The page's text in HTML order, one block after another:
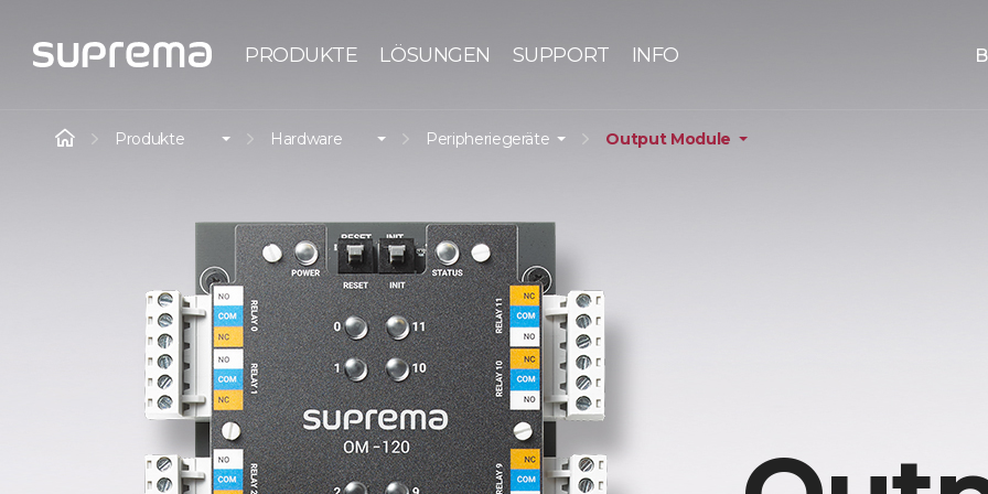
PRODUKTE LÖSUNGEN SUPPORT INFO
Produkte Hardware Peripheriegeräte Output Module